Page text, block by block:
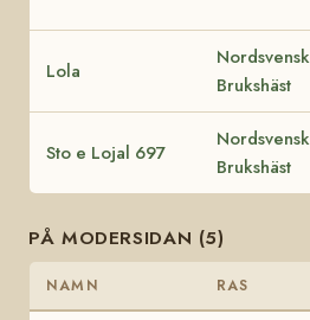
Lola
Nordsvensk
Brukshäst
Sto e Lojal 697
Nordsvensk
Brukshäst
PÅ MODERSIDAN (5)
NAMN RAS